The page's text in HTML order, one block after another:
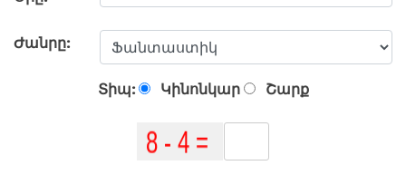
Ժանրը:
Տիպ: Կինոնկար Շարք